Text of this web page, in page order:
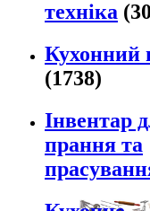
техніка
Кухонний
(1738)
Інвентар
прання та